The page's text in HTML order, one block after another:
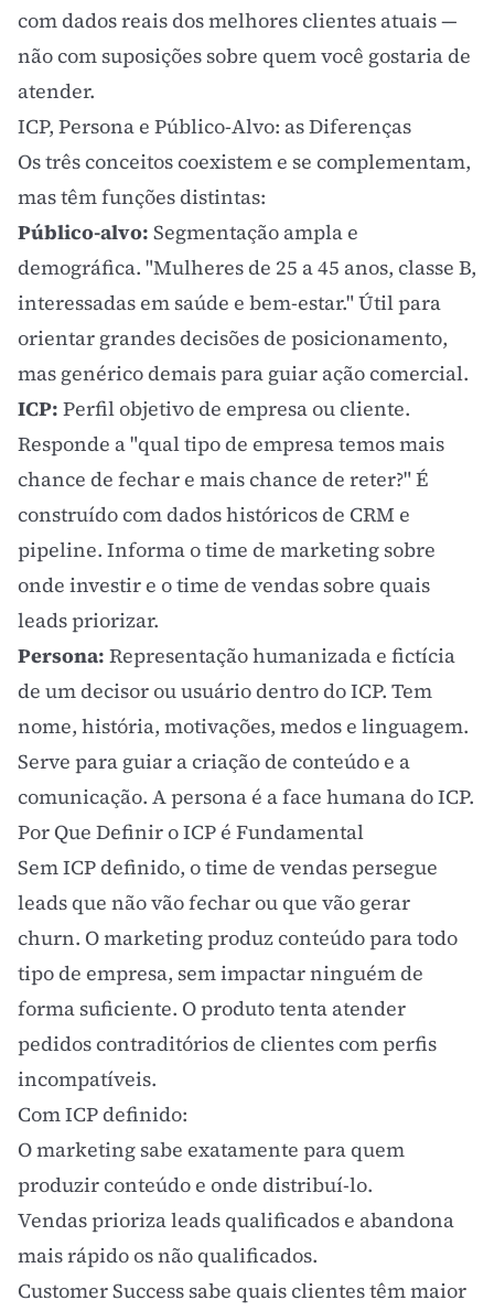
com dados reais dos melhores clientes atuais —
não com suposições sobre quem você gostaria de
atender.
ICP, Persona e Público-Alvo: as Diferenças
Os três conceitos coexistem e se complementam,
mas têm funções distintas:
Público-alvo: Segmentação ampla e
demográfica. "Mulheres de 25 a 45 anos, classe B,
interessadas em saúde e bem-estar." Útil para
orientar grandes decisões de posicionamento,
mas genérico demais para guiar ação comercial.
ICP: Perfil objetivo de empresa ou cliente.
Responde a "qual tipo de empresa temos mais
chance de fechar e mais chance de reter?" É
construído com dados históricos de CRM e
pipeline. Informa o time de marketing sobre
onde investir e o time de vendas sobre quais
leads priorizar.
Persona: Representação humanizada e fictícia
de um decisor ou usuário dentro do ICP. Tem
nome, história, motivações, medos e linguagem.
Serve para guiar a criação de conteúdo e a
comunicação. A persona é a face humana do ICP.
Por Que Definir o ICP é Fundamental
Sem ICP definido, o time de vendas persegue
leads que não vão fechar ou que vão gerar
churn. O marketing produz conteúdo para todo
tipo de empresa, sem impactar ninguém de
forma suficiente. O produto tenta atender
pedidos contraditórios de clientes com perfis
incompatíveis.
Com ICP definido:
O marketing sabe exatamente para quem
produzir conteúdo e onde distribuí-lo.
Vendas prioriza leads qualificados e abandona
mais rápido os não qualificados.
Customer Success sabe quais clientes têm maior